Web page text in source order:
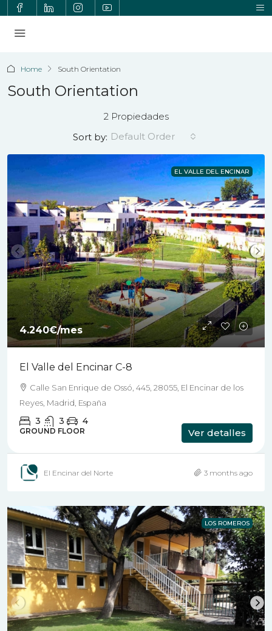
Home South Orientation
South Orientation
2 Propiedades
Sort by: Default Order
EL VALLE DEL ENCINAR
4.240€/mes
El Valle del Encinar C-8
Calle San Enrique de Ossó, 445, 28055, El Encinar de los
Reyes, Madrid, España
3 3 4
GROUND FLOOR Ver detalles
El Encinar del Norte 3 months ago
LOS ROMEROS